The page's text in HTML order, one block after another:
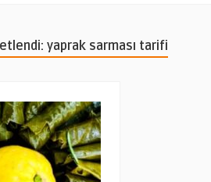
yaprak sarması tarifi